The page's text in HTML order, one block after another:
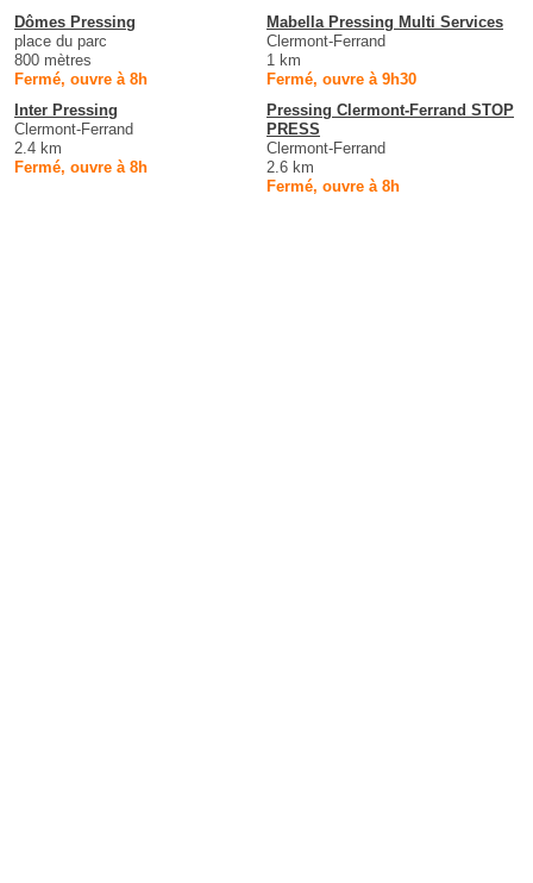
Dômes Pressing
place du parc
800 mètres
Fermé, ouvre à 8h
Mabella Pressing Multi Services
Clermont-Ferrand
1 km
Fermé, ouvre à 9h30
Inter Pressing
Clermont-Ferrand
2.4 km
Fermé, ouvre à 8h
Pressing Clermont-Ferrand STOP
PRESS
Clermont-Ferrand
2.6 km
Fermé, ouvre à 8h